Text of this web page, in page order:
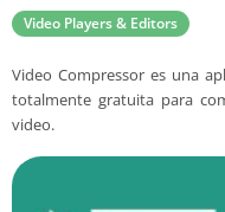
Video Players & Editors
Video Compressor es una
totalmente gratuita para
video.